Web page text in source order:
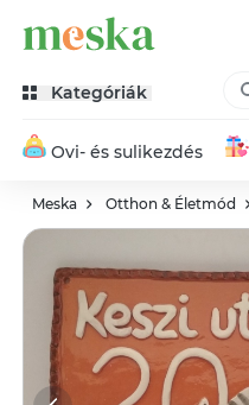
Kategóriák
Ovi- és sulikezdés
Meska Otthon & Életmód